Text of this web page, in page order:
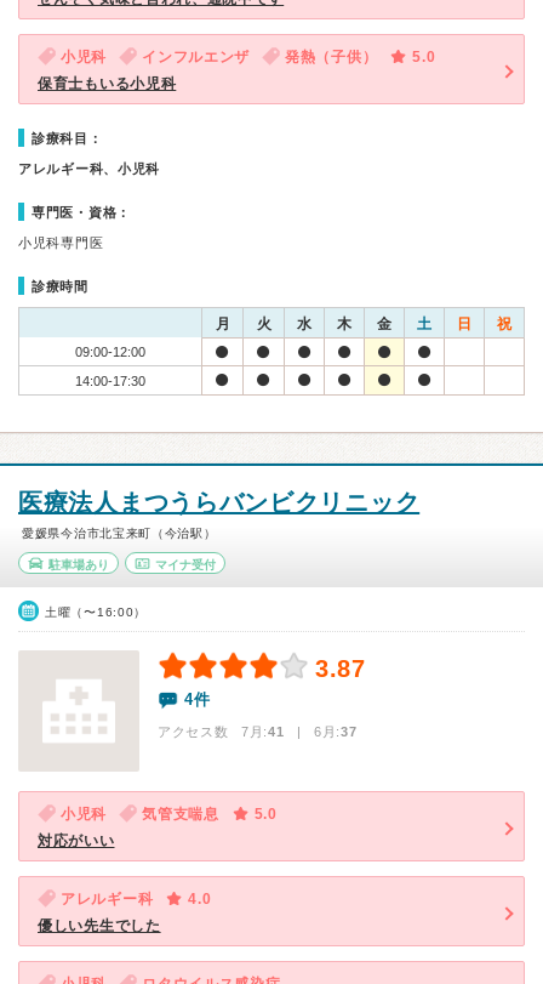
小児科 インフルエンザ 発熱（子供）
5.0
保育士もいる小児科
診療科目：
アレルギー科、小児科
専門医・資格：
小児科専門医
診療時間
月 火 水 木 金 土 日 祝
09:00-12:00
14:00-17:30
医療法人まつうらバンビクリニック
愛媛県今治市北宝来町（今治駅）
駐車場あり マイナ受付
土曜（〜16:00）
3.87
4件
アクセス数 7月:41 | 6月:37
小児科 気管支喘息
5.0
対応がいい
アレルギー科
4.0
優しい先生でした